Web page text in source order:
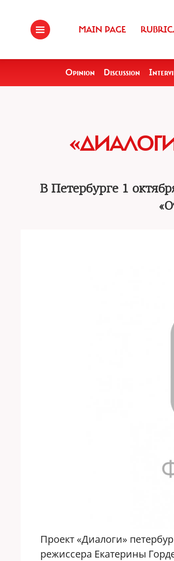
MAIN PAGE
Opinion Discussion
В Петербурге 1
Проект «Диалоги»
режиссера Екатерины